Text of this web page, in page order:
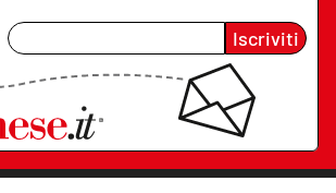
Iscriviti